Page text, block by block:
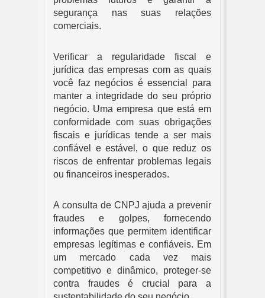
segurança nas suas relações
comerciais.
Verificar a regularidade fiscal e
jurídica das empresas com as quais
você faz negócios é essencial para
manter a integridade do seu próprio
negócio. Uma empresa que está em
conformidade com suas obrigações
fiscais e jurídicas tende a ser mais
confiável e estável, o que reduz os
riscos de enfrentar problemas legais
ou financeiros inesperados.
A consulta de CNPJ ajuda a prevenir
fraudes e golpes, fornecendo
informações que permitem identificar
empresas legítimas e confiáveis. Em
um mercado cada vez mais
competitivo e dinâmico, proteger-se
contra fraudes é crucial para a